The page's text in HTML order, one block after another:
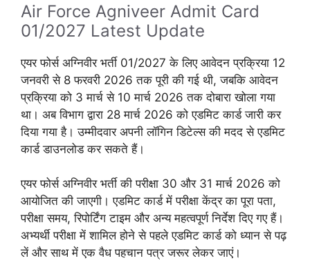
Air Force Agniveer Admit Card
01/2027 Latest Update
एयर फोर्स अग्निवीर भर्ती 01/2027 के लिए आवेदन प्रक्रिया 12
जनवरी से 8 फरवरी 2026 तक पूरी की गई थी, जबकि आवेदन
प्रक्रिया को 3 मार्च से 10 मार्च 2026 तक दोबारा खोला गया
था। अब विभाग द्वारा 28 मार्च 2026 को एडमिट कार्ड जारी कर
दिया गया है। उम्मीदवार अपनी लॉगिन डिटेल्स की मदद से एडमिट
कार्ड डाउनलोड कर सकते हैं।
एयर फोर्स अग्निवीर भर्ती की परीक्षा 30 और 31 मार्च 2026 को
आयोजित की जाएगी। एडमिट कार्ड में परीक्षा केंद्र का पूरा पता,
परीक्षा समय, रिपोर्टिंग टाइम और अन्य महत्वपूर्ण निर्देश दिए गए हैं।
अभ्यर्थी परीक्षा में शामिल होने से पहले एडमिट कार्ड को ध्यान से पढ़
लें और साथ में एक वैध पहचान पत्र जरूर लेकर जाएं।